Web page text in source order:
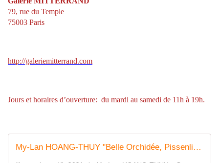
79, rue du Temple
75003 Paris
http://galeriemitterrand.com
Jours et horaires d’ouverture: du mardi au samedi de 11h à 19h.
My-Lan HOANG-THUY "Belle Orchidée, Pissenlit Passable" - ACTUART by Eric SIMON